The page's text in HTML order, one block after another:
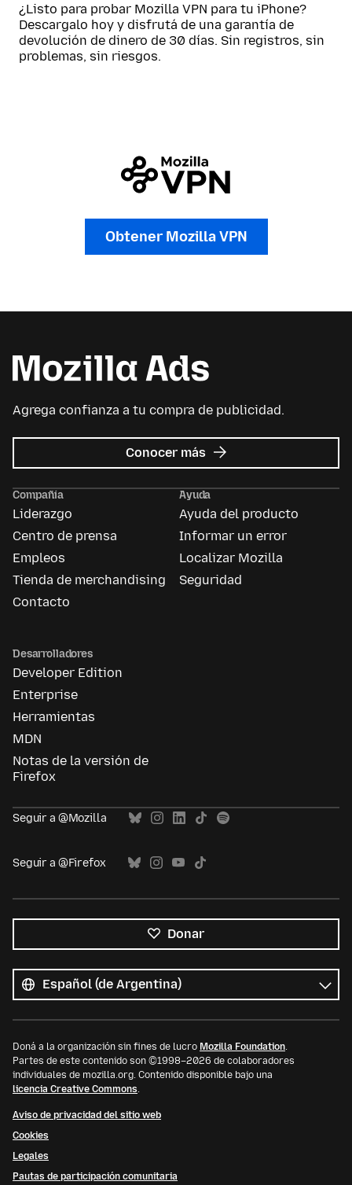
¿Listo para probar Mozilla VPN para tu iPhone?
Descargalo hoy y disfrutá de una garantía de
devolución de dinero de 30 días. Sin registros, sin
problemas, sin riesgos.
Obtener Mozilla VPN
Agrega confianza a tu compra de publicidad.
Conocer más sobre
Mozilla
Compañía
Liderazgo
Centro de prensa
Empleos
Tienda de merchandising
Contacto
Ayuda
Ayuda del producto
Informar un error
Localizar Mozilla
Seguridad
Desarrolladores
Developer Edition
Enterprise
Herramientas
MDN
Notas de la versión de
Firefox
Seguir a @Mozilla
Seguir a @Firefox
Donar
los
idiomas
Idioma
Doná a la organización sin fines de lucro Mozilla Foundation
Partes de este contenido son ©1998–2026 de colaboradores
individuales de mozilla.org. Contenido disponible bajo una
licencia Creative Commons
Aviso de privacidad del sitio web
Cookies
Legales
Pautas de participación comunitaria